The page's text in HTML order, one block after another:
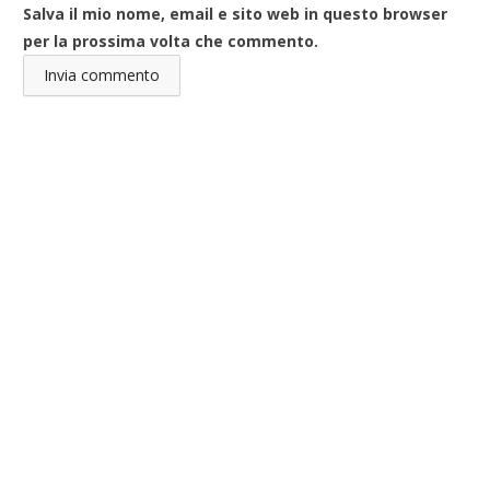
Salva il mio nome, email e sito web in questo browser
per la prossima volta che commento.